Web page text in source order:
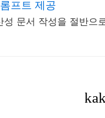
프트 제공
문서 작성을 절반으